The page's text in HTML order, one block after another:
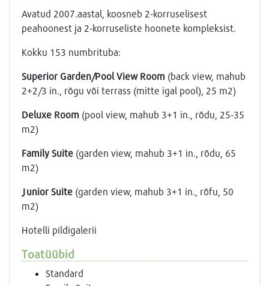
Avatud 2007.aastal, koosneb 2-korruselisest
peahoonest ja 2-korruseliste hoonete kompleksist.
Kokku 153 numbrituba:
Superior Garden/Pool View Room (back view, mahub
2+2/3 in., rõgu või terrass (mitte igal pool), 25 m2)
Deluxe Room (pool view, mahub 3+1 in., rõdu, 25-35
m2)
Family Suite (garden view, mahub 3+1 in., rõdu, 65
m2)
Junior Suite (garden view, mahub 3+1 in., rõfu, 50
m2)
Hotelli pildigalerii
Toatüübid
Standard